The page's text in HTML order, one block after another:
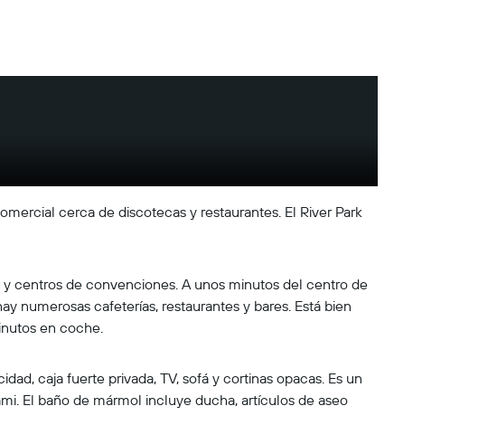
cerca de discotecas y restaurantes. El River Park
centros de convenciones. A unos minutos del centro de
numerosas cafeterías, restaurantes y bares. Está bien
en coche.
caja fuerte privada, TV, sofá y cortinas opacas. Es un
El baño de mármol incluye ducha, artículos de aseo